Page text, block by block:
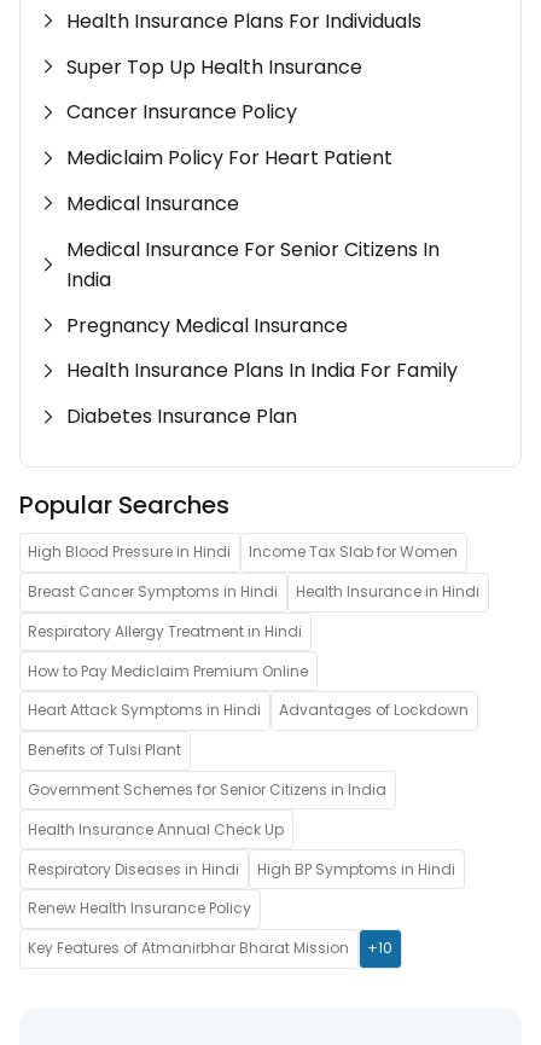
Health Insurance Plans For Individuals
Super Top Up Health Insurance
Cancer Insurance Policy
Mediclaim Policy For Heart Patient
Medical Insurance
Medical Insurance For Senior Citizens In
India
Pregnancy Medical Insurance
Health Insurance Plans In India For Family
Diabetes Insurance Plan
Popular Searches
High Blood Pressure in Hindi
Income Tax Slab for Women
Breast Cancer Symptoms in Hindi
Health Insurance in Hindi
Respiratory Allergy Treatment in Hindi
How to Pay Mediclaim Premium Online
Heart Attack Symptoms in Hindi
Advantages of Lockdown
Benefits of Tulsi Plant
Government Schemes for Senior Citizens in India
Health Insurance Annual Check Up
Respiratory Diseases in Hindi
High BP Symptoms in Hindi
Renew Health Insurance Policy
Key Features of Atmanirbhar Bharat Mission
+10